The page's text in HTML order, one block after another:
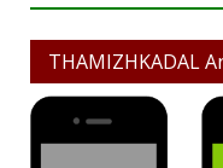
THAMIZHKADAL